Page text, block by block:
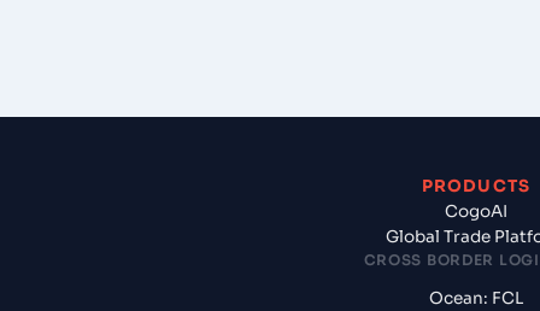
PRODUCTS
CogoAI
Global Trade
CROSS BORDER
Ocean: FCL